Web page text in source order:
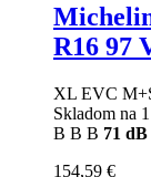
R16 97
XL EVC
Skladom na
B B B 71 dB
154,59 €